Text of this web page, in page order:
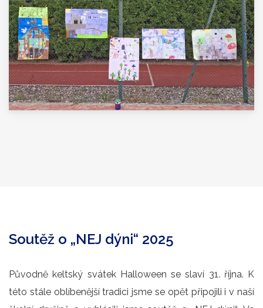
Soutěž o „NEJ dýni“ 2025
Původně keltský svátek Halloween se slaví 31. října. K
této stále oblíbenější tradici jsme se opět připojili i v naší